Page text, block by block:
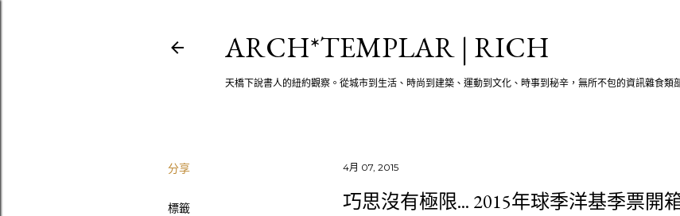
ARCH*TEMPLAR | RICH
天橋下說書人的紐約觀察。從城市到生活、時尚到建築、運動到文化、時事到秘辛，無所不包的資訊雜食類
分享
標籤
4月 07, 2015
巧思沒有極限... 2015年球季洋基季票開